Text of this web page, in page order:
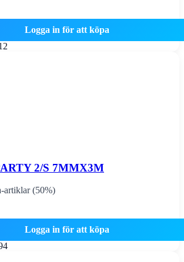
Logga in för att köpa
2/S 7MMX3M
artiklar (50%)
Logga in för att köpa